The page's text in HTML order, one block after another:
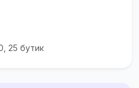
25 бутик